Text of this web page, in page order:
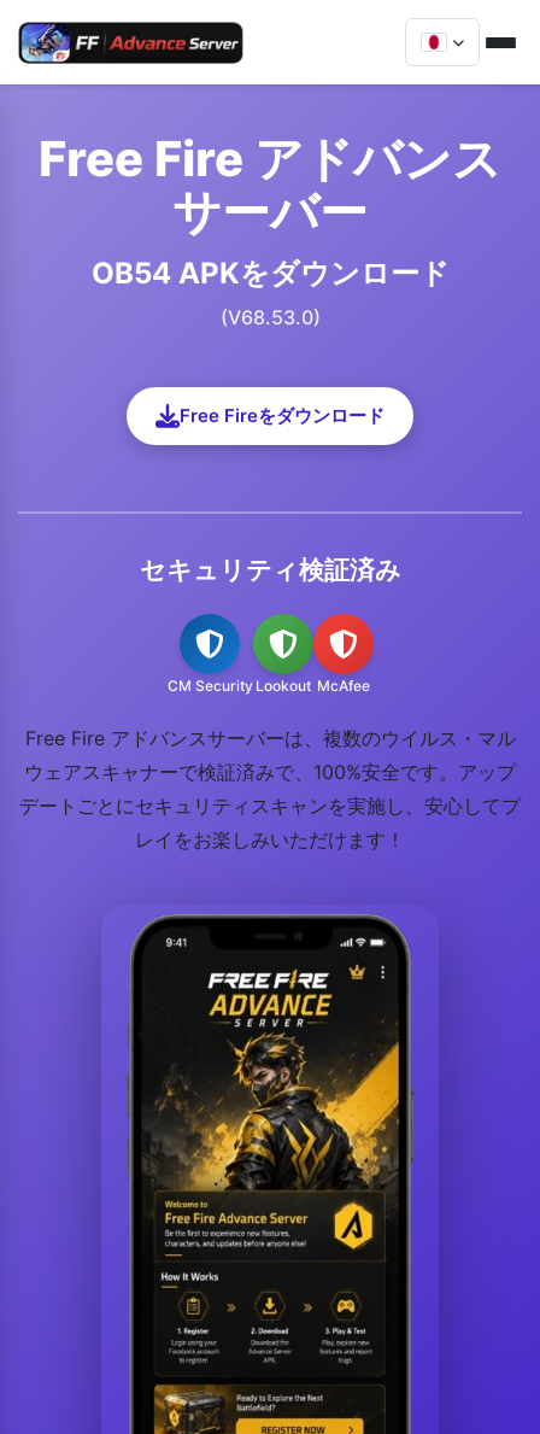
Free Fire アドバンス
サーバー
OB54 APKをダウンロード
(V68.53.0)
Free Fireをダウンロード
セキュリティ検証済み
CM Security Lookout McAfee
Free Fire アドバンスサーバーは、複数のウイルス・マル
ウェアスキャナーで検証済みで、100%安全です。アップ
デートごとにセキュリティスキャンを実施し、安心してプ
レイをお楽しみいただけます！